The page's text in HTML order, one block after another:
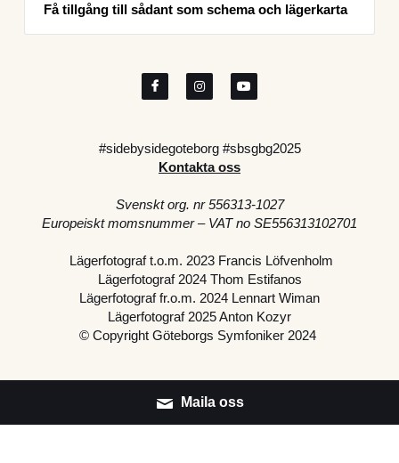
Få tillgång till sådant som schema och lägerkarta
#sidebysidegoteborg #sbsgbg2025
Kontakta oss
Svenskt org. nr 556313-1027
Europeiskt momsnummer – VAT no SE556313102701
Lägerfotograf t.o.m. 2023 Francis Löfvenholm
Lägerfotograf 2024 Thom Estifanos
Lägerfotograf fr.o.m. 2024 Lennart Wiman
Lägerfotograf 2025 Anton Kozyr
© Copyright Göteborgs Symfoniker 2024
Maila oss